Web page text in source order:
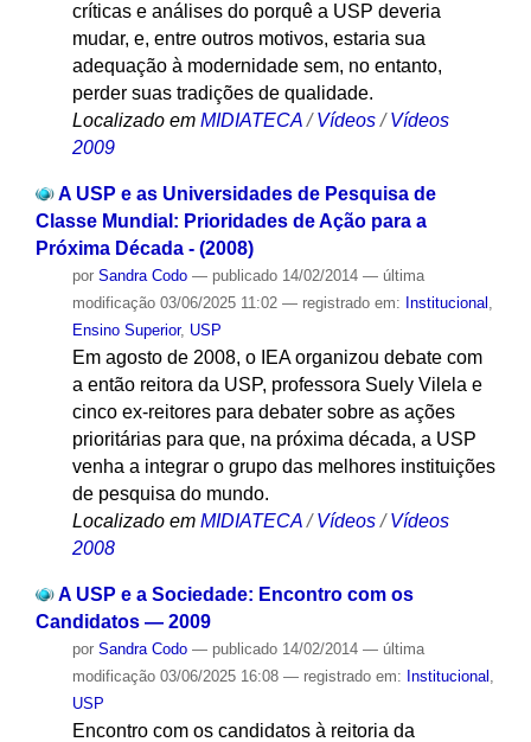
críticas e análises do porquê a USP deveria
mudar, e, entre outros motivos, estaria sua
adequação à modernidade sem, no entanto,
perder suas tradições de qualidade.
Localizado em MIDIATECA /Vídeos /Vídeos
2009
A USP e as Universidades de Pesquisa de
Classe Mundial: Prioridades de Ação para a
Próxima Década - (2008)
por Sandra Codo — publicado14/02/2014 — última
modificação03/06/2025 11:02 — registrado em: Institucional ,
Ensino Superior, USP
Em agosto de 2008, o IEA organizou debate com
a então reitora da USP, professora Suely Vilela e
cinco ex-reitores para debater sobre as ações
prioritárias para que, na próxima década, a USP
venha a integrar o grupo das melhores instituições
de pesquisa do mundo.
Localizado em MIDIATECA /Vídeos /Vídeos
2008
A USP e a Sociedade: Encontro com os
Candidatos — 2009
por Sandra Codo — publicado14/02/2014 — última
modificação03/06/2025 16:08 — registrado em: Institucional
USP
Encontro com os candidatos à reitoria da